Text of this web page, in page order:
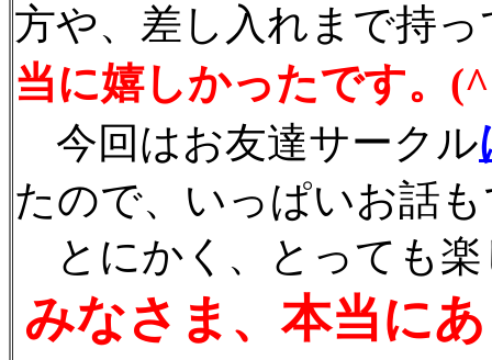
方や、差し入れまで持
当に嬉しかったです。
今回はお友達サークル
たので、いっぱいお話
とにかく、とっても楽
みなさま、本当に